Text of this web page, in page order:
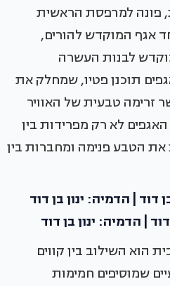
פונה למרפסת הראשית
אגף המוקדש להורים,
לבנות העשרה
תוכנן פטיו, שמחלק את
זרימה טבעית של האוויר
האגפים לא רק מפרידות בין
הטבע פנימה ומחברות בין
| הדמיה: ינון בן דוד
הוא השילוב בין קווים
שמוסיפים חמימות